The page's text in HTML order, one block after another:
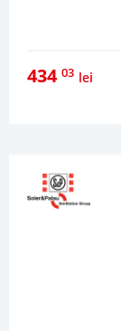
434 03 lei